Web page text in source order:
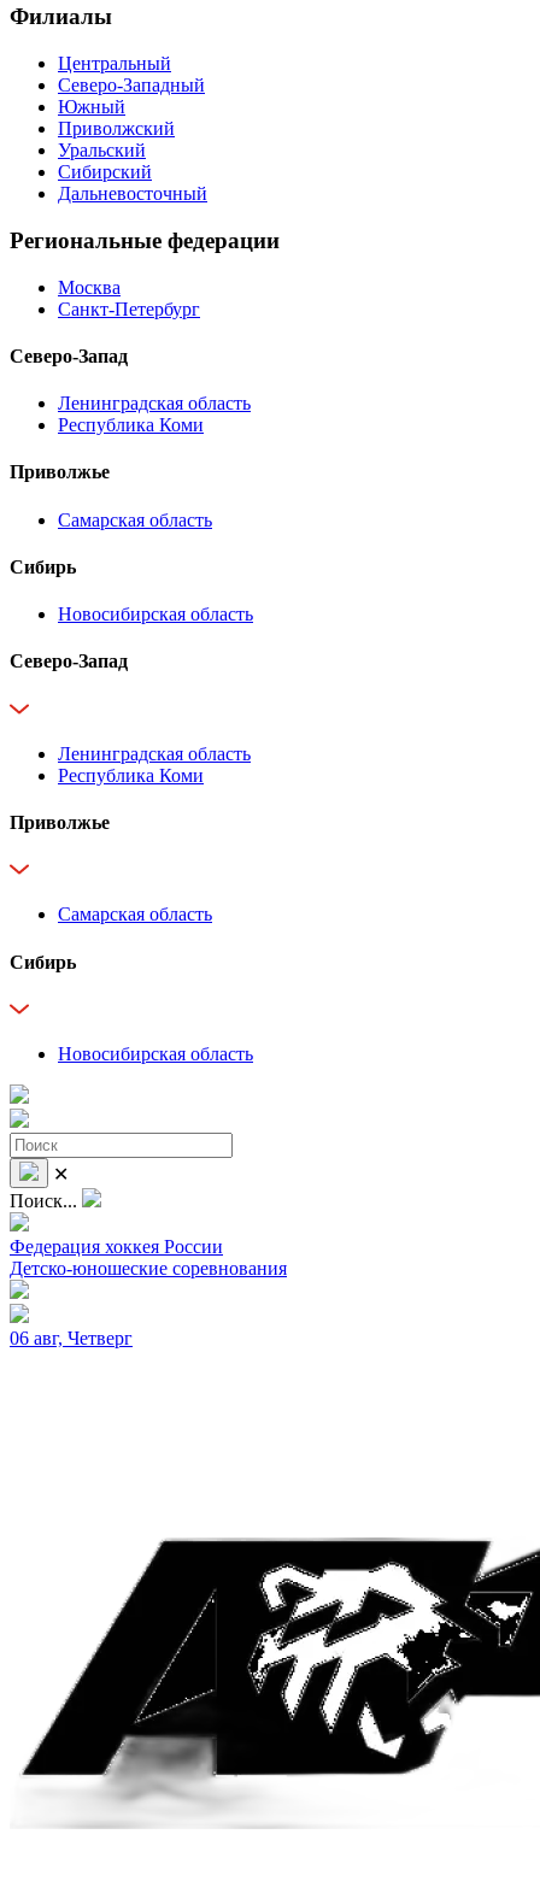
Филиалы
Центральный
Северо-Западный
Южный
Приволжский
Уральский
Сибирский
Дальневосточный
Региональные федерации
Москва
Санкт-Петербург
Северо-Запад
Ленинградская область
Республика Коми
Приволжье
Самарская область
Сибирь
Новосибирская область
Северо-Запад
Ленинградская область
Республика Коми
Приволжье
Самарская область
Сибирь
Новосибирская область
✕
Поиск...
Федерация хоккея России
Детско-юношеские соревнования
06 авг, Четверг